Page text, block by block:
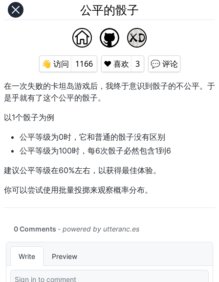
公平的骰子
👋 ‍️访问 1166 ❤️ 喜欢 3 💬 评论
在一次失败的卡坦岛游戏后，我终于意识到骰子的不公平。于
是乎就有了这个公平的骰子。
以1个骰子为例
公平等级为0时，它和普通的骰子没有区别
公平等级为100时，每6次骰子必然包含1到6
建议公平等级在60%左右，以获得最佳体验。
你可以尝试使用批量投掷来观察概率分布。